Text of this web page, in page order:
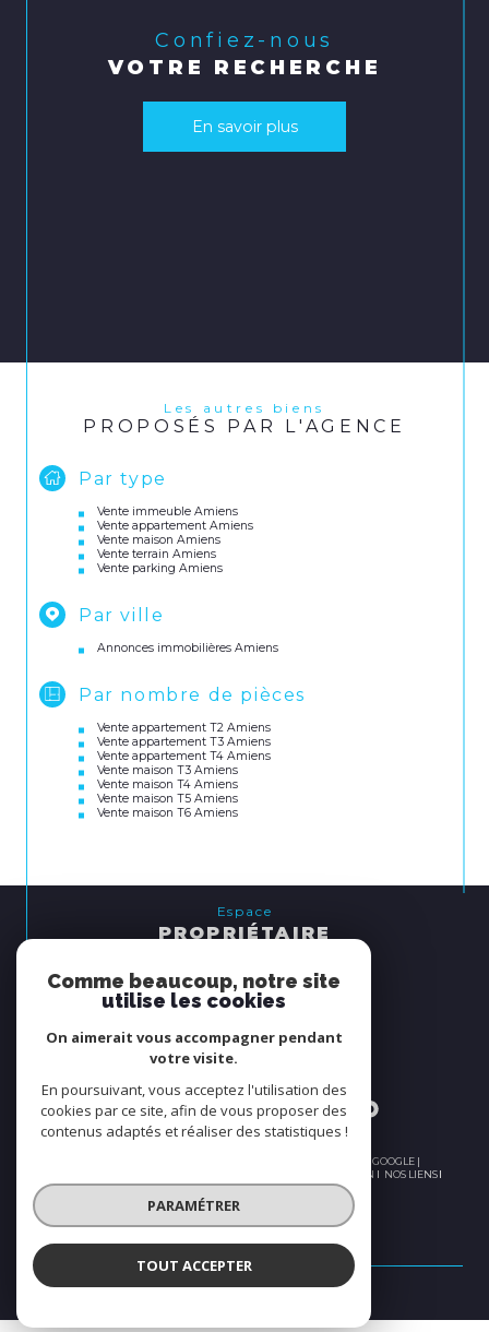
Confiez-nous
VOTRE RECHERCHE
En savoir plus
Les autres biens
PROPOSÉS PAR L'AGENCE
Par type
Vente immeuble Amiens
Vente appartement Amiens
Vente maison Amiens
Vente terrain Amiens
Vente parking Amiens
Par ville
Annonces immobilières Amiens
Par nombre de pièces
Vente appartement T2 Amiens
Vente appartement T3 Amiens
Vente appartement T4 Amiens
Vente maison T3 Amiens
Vente maison T4 Amiens
Vente maison T5 Amiens
Vente maison T6 Amiens
Espace
PROPRIÉTAIRE
se connecter
ADHÉRONS
© 2026 | TOUS DROITS RÉSERVÉS | TRADUCTION POWERED BY GOOGLE |
ADMIN
NOS LIENS
POLITIQUE RGPD
COOKIES
Comme beaucoup, notre site
utilise les cookies
On aimerait vous accompagner pendant
votre visite.
En poursuivant, vous acceptez l'utilisation des
cookies par ce site, afin de vous proposer des
contenus adaptés et réaliser des statistiques !
PARAMÉTRER
TOUT ACCEPTER